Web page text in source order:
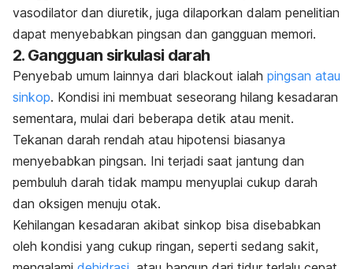
vasodilator dan diuretik, juga dilaporkan dalam penelitian
dapat menyebabkan pingsan dan gangguan memori.
2. Gangguan sirkulasi darah
Penyebab umum lainnya dari blackout ialah pingsan atau
sinkop. Kondisi ini membuat seseorang hilang kesadaran
sementara, mulai dari beberapa detik atau menit.
Tekanan darah rendah atau hipotensi biasanya
menyebabkan pingsan. Ini terjadi saat jantung dan
pembuluh darah tidak mampu menyuplai cukup darah
dan oksigen menuju otak.
Kehilangan kesadaran akibat sinkop bisa disebabkan
oleh kondisi yang cukup ringan, seperti sedang sakit,